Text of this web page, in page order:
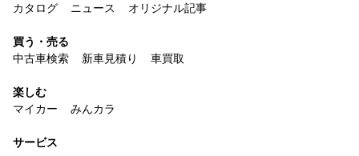
カタログ
ニュース オリジナル記事
買う・売る
中古車検索
新車見積り 車買取
楽しむ
マイカー
みんカラ
サービス